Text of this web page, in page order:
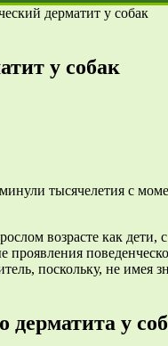
дерматит у собак
у собак
тысячелетия с
возрасте как
поскольку, не имея
дерматита у